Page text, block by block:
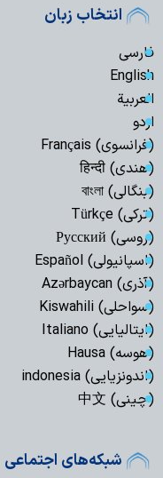
انتخاب زبان
فارسی
English
العربیة
اردو
(فرانسوی) Français
(هندی) हिन्दी
(بنگالی) বাংলা
(ترکی) Türkçe
(روسی) Русский
(اسپانیولی) Español
(آذری) Azərbaycan
(سواحلی) Kiswahili
(ایتالیایی) Italiano
(هوسه) Hausa
(اندونزیایی) indonesia
(چینی) 中文
شبکه‌های اجتماعی